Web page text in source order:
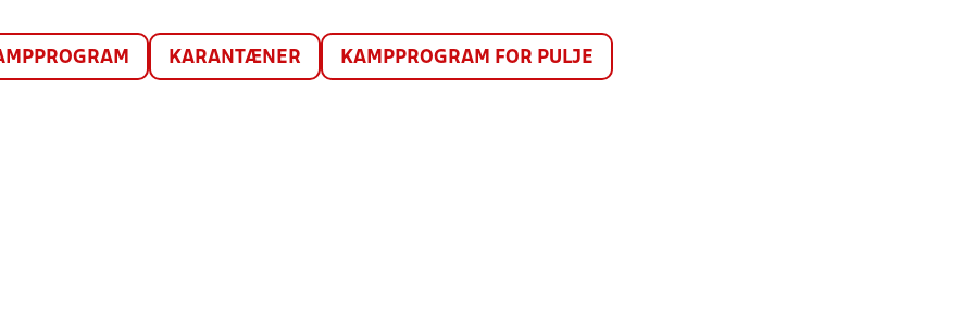
KARANTÆNER KAMPPROGRAM FOR PULJE